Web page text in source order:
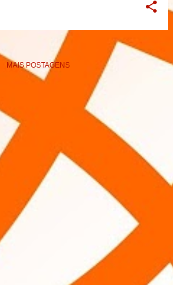
MAIS POSTAGENS